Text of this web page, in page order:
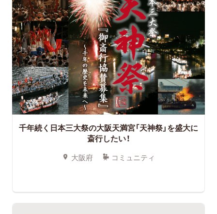
千年続く日本三大祭の大阪天満宮「天神祭」を盛大に
斎行したい！
大阪府 コミュニティ